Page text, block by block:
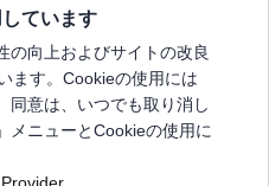
ています
の向上およびサイトの改良
ます。Cookieの使用には
同意は、いつでも取り消し
メニューとCookieの使用に